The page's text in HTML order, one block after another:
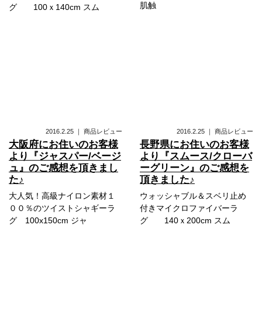
グ 100ｘ140cm スム
肌触
2016.2.25 ｜ 商品レビュー
大阪府にお住いのお客様
より『ジャスパー/ベージ
ュ』のご感想を頂きまし
た♪
大人気！高級ナイロン素材１
００％のツイストシャギーラ
グ 100x150cm ジャ
2016.2.25 ｜ 商品レビュー
長野県にお住いのお客様
より『スムース/クローバ
ーグリーン』のご感想を
頂きました♪
ウォッシャブル＆スベリ止め
付きマイクロファイバーラ
グ 140ｘ200cm スム